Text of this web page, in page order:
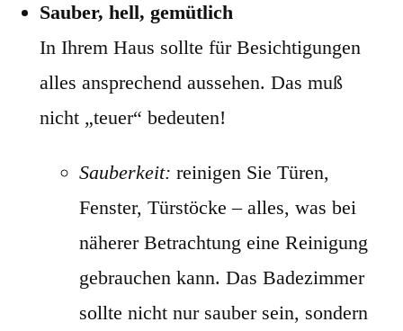
Sauber, hell, gemütlich
In Ihrem Haus sollte für Besichtigungen
alles ansprechend aussehen. Das muß
nicht „teuer“ bedeuten!
Sauberkeit: reinigen Sie Türen,
Fenster, Türstöcke – alles, was bei
näherer Betrachtung eine Reinigung
gebrauchen kann. Das Badezimmer
sollte nicht nur sauber sein, sondern